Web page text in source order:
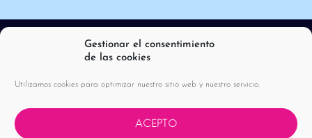
Gestionar el consentimiento
de las cookies
Utilizamos cookies para optimizar nuestro sitio web y nuestro servicio.
ACEPTO